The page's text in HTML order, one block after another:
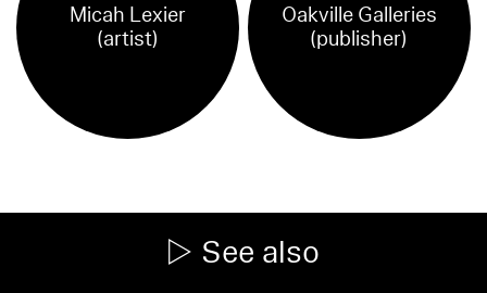
Micah Lexier
(artist)
Oakville Galleries
(publisher)
See also